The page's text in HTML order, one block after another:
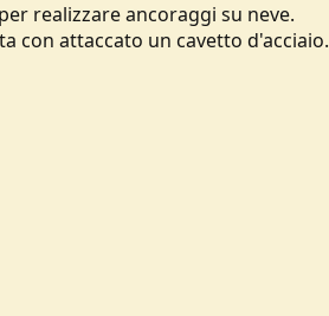
realizzare ancoraggi su neve.
con attaccato un cavetto d'acciaio.